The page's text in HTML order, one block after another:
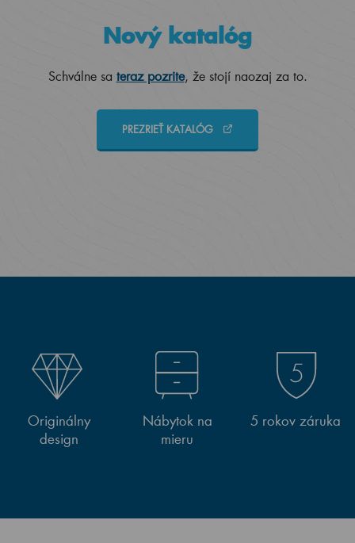
Nový katalóg
Schválne sa teraz pozrite, že stojí naozaj za to.
PREZRIEŤ KATALÓG
Originálny
design
Nábytok na
mieru
5 rokov záruka